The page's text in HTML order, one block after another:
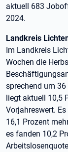
aktuell 683
2024.
Landkreis
Im Landkreis
Wochen die
sprechend um
liegt aktuell 10,5
Vorjahreswert.
16,1 Prozent
es fanden 10,2